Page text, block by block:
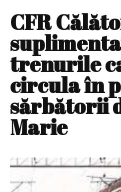
CFR
trenurile
circula în
sărbătorii
Marie